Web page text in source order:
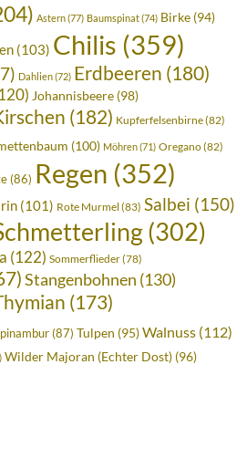
Astern(77) Baumspinat(74) Birke (94)
(103) Chilis (359)
Dahlien(72) Erdbeeren (180)
Johannisbeere (98)
(182) Kupferfelsenbirne(82)
(100) Möhren(71) Oregano(82)
(86) Regen (352)
(101) Rote Murmel (83) Salbei (150)
(302)
(122) Sommerflieder(78)
Stangenbohnen (130)
(173)
(87) Tulpen (95)Walnuss (112)
Wilder Majoran (Echter Dost) (96)